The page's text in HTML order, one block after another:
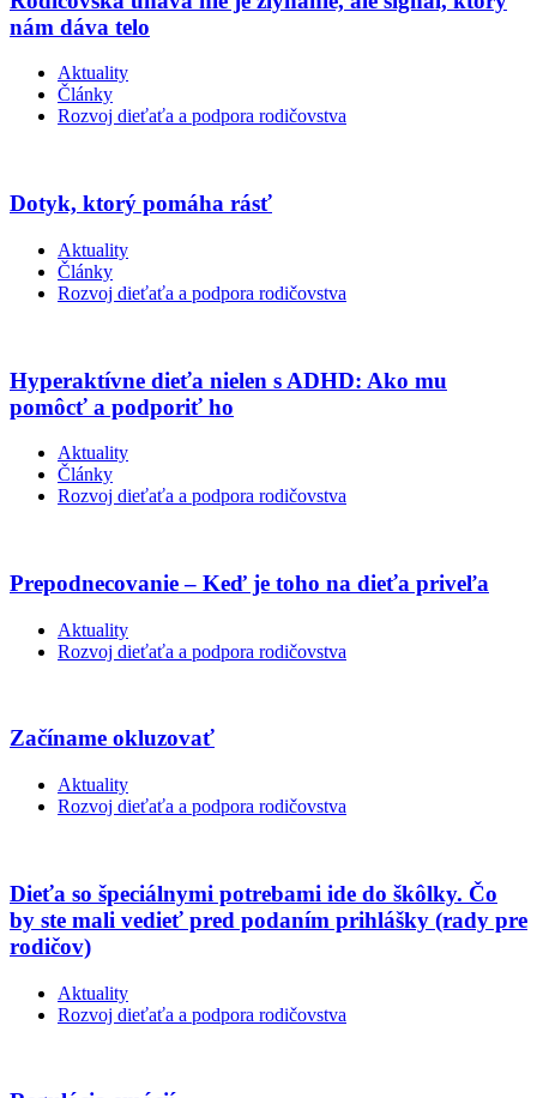
nám dáva telo
Aktuality
Články
Rozvoj dieťaťa a podpora rodičovstva
Dotyk, ktorý pomáha rásť
Aktuality
Články
Rozvoj dieťaťa a podpora rodičovstva
Hyperaktívne dieťa nielen s ADHD: Ako mu
pomôcť a podporiť ho
Aktuality
Články
Rozvoj dieťaťa a podpora rodičovstva
Prepodnecovanie – Keď je toho na dieťa priveľa
Aktuality
Rozvoj dieťaťa a podpora rodičovstva
Začíname okluzovať
Aktuality
Rozvoj dieťaťa a podpora rodičovstva
Dieťa so špeciálnymi potrebami ide do škôlky. Čo
by ste mali vedieť pred podaním prihlášky (rady pre
rodičov)
Aktuality
Rozvoj dieťaťa a podpora rodičovstva